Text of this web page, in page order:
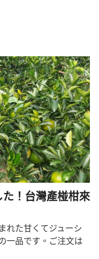
！台灣產椪柑來
れた甘くてジューシ
一品です。ご注文は